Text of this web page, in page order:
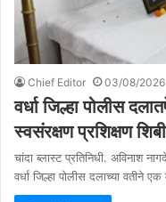
Chief Editor 03/08/2026
वर्धा जिल्हा पोलीस
स्वसंरक्षण प्रशिक्षण
चांदा ब्लास्ट प्रतिनिधी. अविनाश
वर्धा जिल्हा पोलीस दलाच्या वतीने